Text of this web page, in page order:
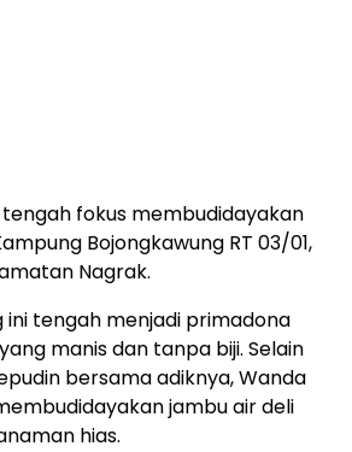
fokus membudidayakan
Bojongkawung RT 03/01,
Nagrak.
ini tengah menjadi primadona
manis dan tanpa biji. Selain
bersama adiknya, Wanda
jambu air deli
hias.